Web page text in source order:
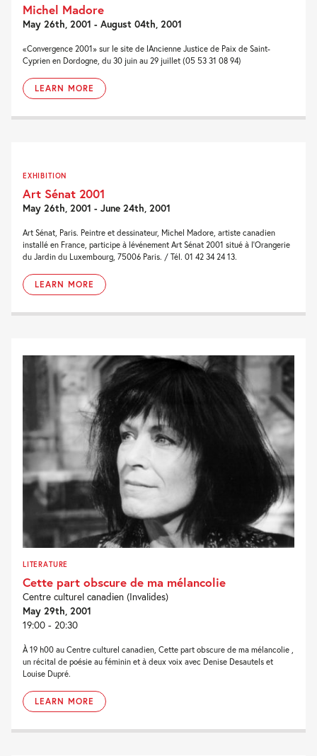
Michel Madore
May 26th, 2001 - August 04th, 2001
«Convergence 2001» sur le site de lAncienne Justice de Paix de Saint-
Cyprien en Dordogne, du 30 juin au 29 juillet (05 53 31 08 94)
LEARN MORE
EXHIBITION
Art Sénat 2001
May 26th, 2001 - June 24th, 2001
Art Sénat, Paris. Peintre et dessinateur, Michel Madore, artiste canadien
installé en France, participe à lévénement Art Sénat 2001 situé à l'Orangerie
du Jardin du Luxembourg, 75006 Paris. / Tél. 01 42 34 24 13.
LEARN MORE
LITERATURE
Cette part obscure de ma mélancolie
Centre culturel canadien (Invalides)
May 29th, 2001
19:00 - 20:30
À 19 h00 au Centre culturel canadien, Cette part obscure de ma mélancolie ,
un récital de poésie au féminin et à deux voix avec Denise Desautels et
Louise Dupré.
LEARN MORE